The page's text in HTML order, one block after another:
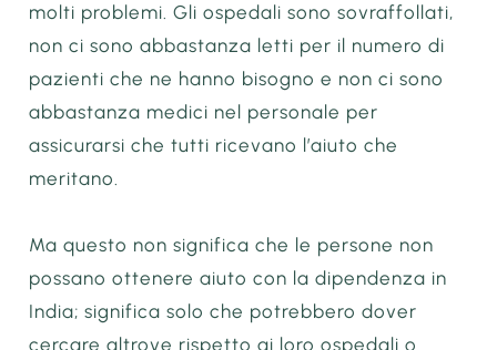
molti problemi. Gli ospedali sono sovraffollati,
non ci sono abbastanza letti per il numero di
pazienti che ne hanno bisogno e non ci sono
abbastanza medici nel personale per
assicurarsi che tutti ricevano l’aiuto che
meritano.
Ma questo non significa che le persone non
possano ottenere aiuto con la dipendenza in
India; significa solo che potrebbero dover
cercare altrove rispetto ai loro ospedali o